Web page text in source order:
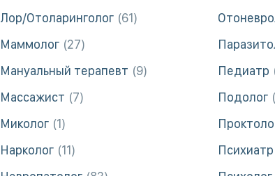
Лор/Отоларинголог 61
Маммолог 27
Мануальный терапевт 9
Массажист 7
Миколог 1
Нарколог 11
Педиатр
Подолог
Психиатр